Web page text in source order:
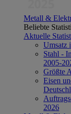
Metall &
Beliebte
Aktuelle
Umsatz
Stahl -
2005-
Größte
Eisen
2026